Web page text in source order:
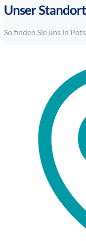
Unser
So finden Sie uns in